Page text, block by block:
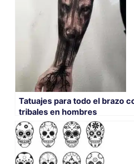
Tatuajes para todo el brazo
tribales en hombres